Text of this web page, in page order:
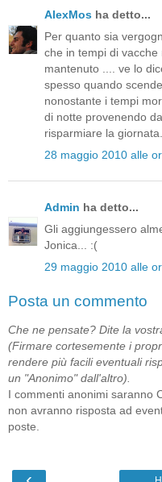
AlexMos ha detto...
Per quanto sia
che in tempi di
mantenuto .... ve lo
spesso quando
nonostante i tempi
di notte provenendo
risparmiare la giornata.
28 maggio 2010 alle
Admin ha detto...
Gli aggiungessero
Jonica... :(
29 maggio 2010 alle
Posta un commento
Che ne pensate? Dite la
(Firmare cortesemente i
rendere più facili eventuali
un "Anonimo" dall'altro).
I commenti anonimi saranno
non avranno risposta ad
poste.